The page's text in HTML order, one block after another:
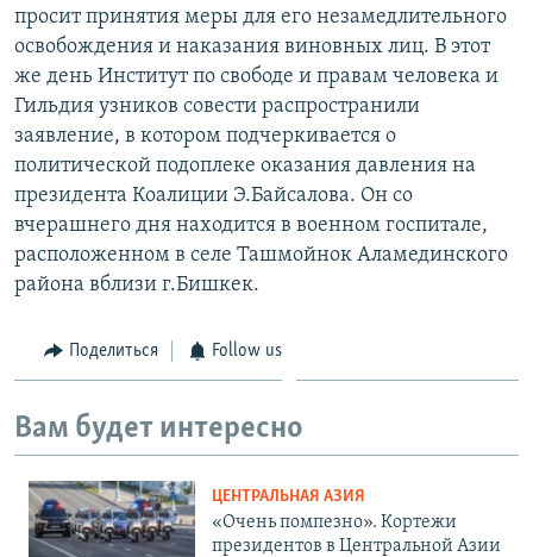
просит принятия меры для его незамедлительного
освобождения и наказания виновных лиц. В этот
же день Институт по свободе и правам человека и
Гильдия узников совести распространили
заявление, в котором подчеркивается о
политической подоплеке оказания давления на
президента Коалиции Э.Байсалова. Он со
вчерашнего дня находится в военном госпитале,
расположенном в селе Ташмойнок Аламединского
района вблизи г.Бишкек.
Поделиться Follow us
Вам будет интересно
ЦЕНТРАЛЬНАЯ АЗИЯ
«Очень помпезно». Кортежи
президентов в Центральной Азии